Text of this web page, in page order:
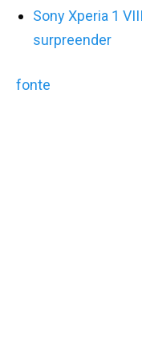
Sony Xperia 1
surpreender
fonte